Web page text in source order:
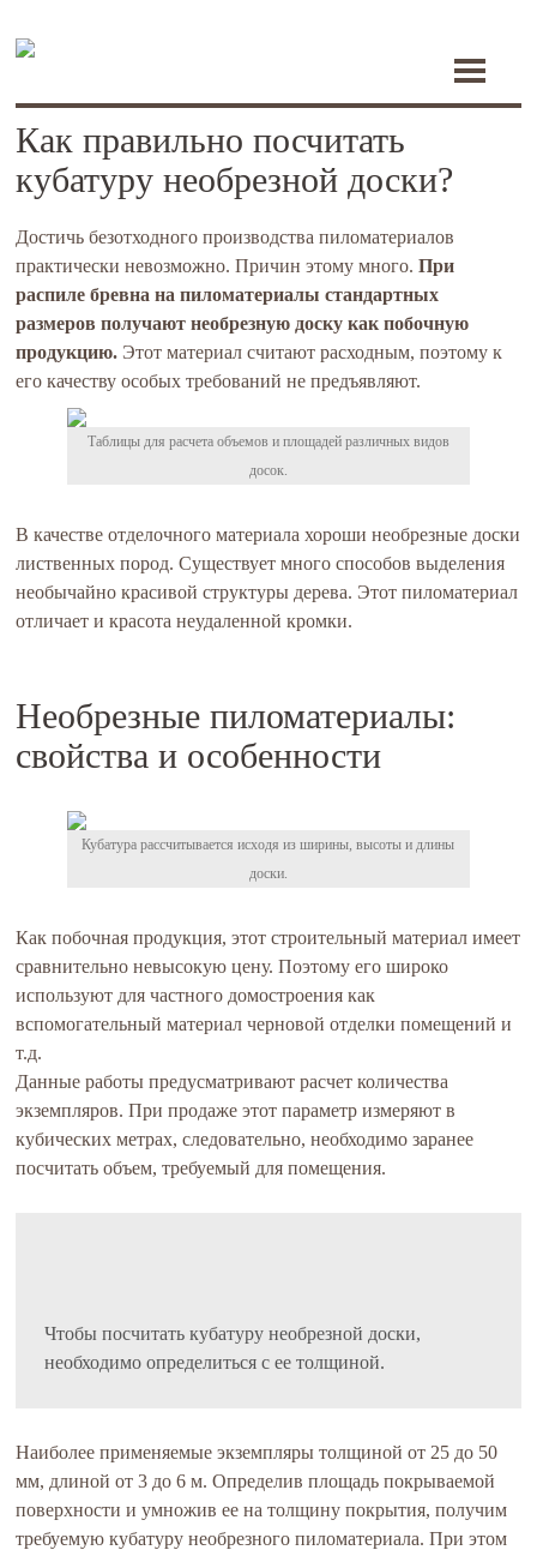
Toggle
Как правильно посчитать
кубатуру необрезной доски?
Достичь безотходного производства пиломатериалов
практически невозможно. Причин этому много.При
распиле бревна на пиломатериалы стандартных
размеров получают необрезную доску как побочную
продукцию. Этот материал считают расходным, поэтому к
его качеству особых требований не предъявляют.
Таблицы для расчета объемов и площадей различных видов
досок.
В качестве отделочного материала хороши необрезные доски
лиственных пород. Существует много способов выделения
необычайно красивой структуры дерева. Этот пиломатериал
отличает и красота неудаленной кромки.
Необрезные пиломатериалы:
свойства и особенности
Кубатура рассчитывается исходя из ширины, высоты и длины
доски.
Как побочная продукция, этот строительный материал имеет
сравнительно невысокую цену. Поэтому его широко
используют для частного домостроения как
вспомогательный материал черновой отделки помещений и
т.д.
Данные работы предусматривают расчет количества
экземпляров. При продаже этот параметр измеряют в
кубических метрах, следовательно, необходимо заранее
посчитать объем, требуемый для помещения.
Чтобы посчитать кубатуру необрезной доски,
необходимо определиться с ее толщиной.
Наиболее применяемые экземпляры толщиной от 25 до 50
мм, длиной от 3 до 6 м. Определив площадь покрываемой
поверхности и умножив ее на толщину покрытия, получим
требуемую кубатуру необрезного пиломатериала. При этом